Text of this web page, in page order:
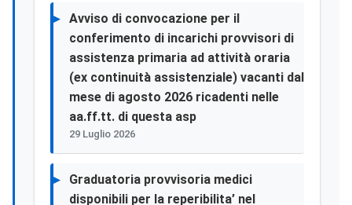
Avviso di convocazione per il
conferimento di incarichi provvisori di
assistenza primaria ad attività oraria
(ex continuità assistenziale) vacanti dal
mese di agosto 2026 ricadenti nelle
aa.ff.tt. di questa asp
29 Luglio 2026
Graduatoria provvisoria medici
disponibili per la reperibilita’ nel